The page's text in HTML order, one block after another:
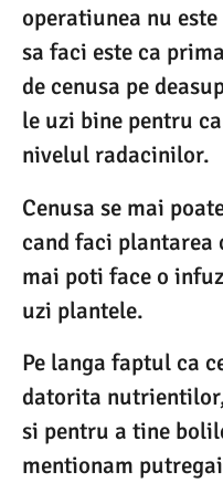
operatiunea nu
sa faci este ca
de cenusa pe
le uzi bine pentru
nivelul radacinilor.
Cenusa se mai
cand faci plantarea
mai poti face o
uzi plantele.
Pe langa faptul ca
datorita
si pentru a tine
mentionam